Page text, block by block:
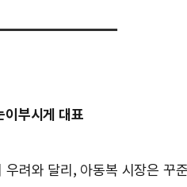
이부시게 대표
우려와 달리, 아동복 시장은